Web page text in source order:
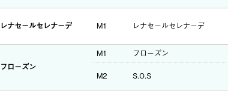
レナセールセレナーデ M1 レナセールセレナーデ
フローズン
M1 フローズン
M2 S.O.S